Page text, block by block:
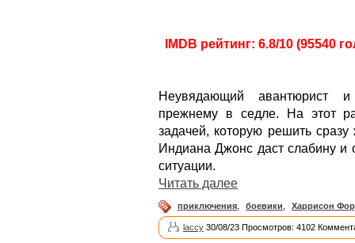
IMDB рейтинг: 6.8/10 (95540
Неувядающий авантюрист и
прежнему в седле. На этот
задачей, которую решить
Индиана Джонс даст слабину и
ситуации.
Читать далее
приключения боевики Харрисон
laccy 30/08/23 Просмотров: 4102